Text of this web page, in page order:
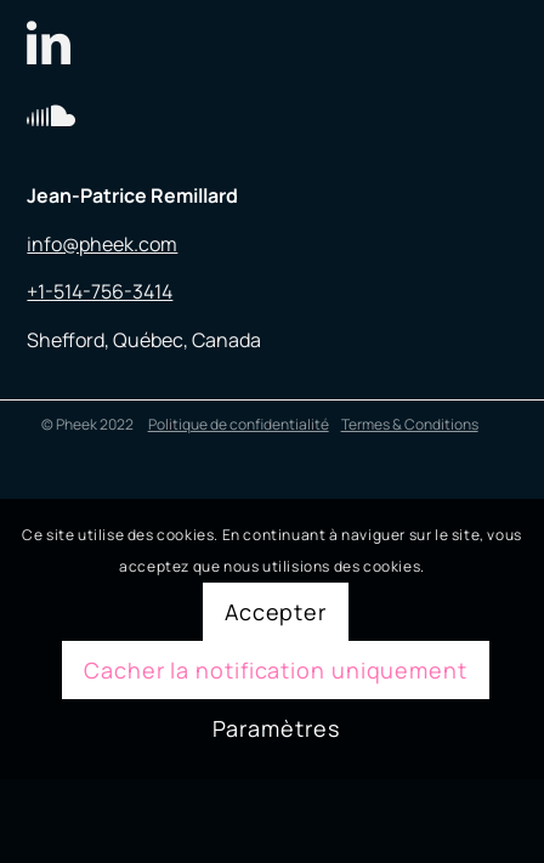
Jean-Patrice Remillard
info@pheek.com
+1-514-756-3414
Shefford, Québec, Canada
© Pheek 2022 Politique de confidentialité Termes & Conditions
Ce site utilise des cookies. En continuant à naviguer sur le site, vous
acceptez que nous utilisions des cookies.
Accepter
Cacher la notification uniquement
Paramètres